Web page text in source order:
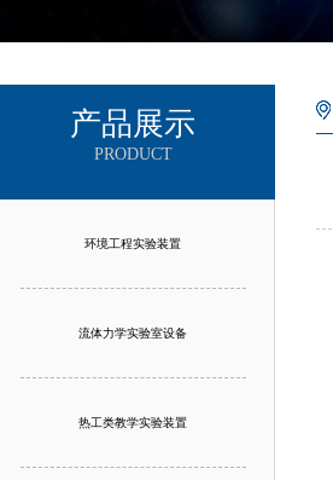
产品展示
PRODUCT
环境工程实验装置
流体力学实验室设备
热工类教学实验装置